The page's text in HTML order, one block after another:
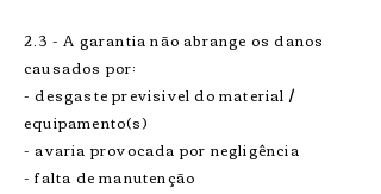
2.3 - A garantia não abrange os danos
causados por:
- desgaste previsivel do material /
equipamento(s)
- avaria provocada por negligência
- falta de manutenção